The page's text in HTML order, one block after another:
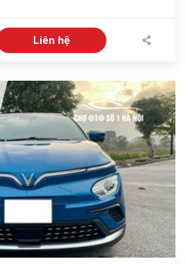
Liên hệ